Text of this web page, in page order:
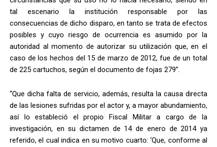
tal escenario la institución responsable por las
consecuencias de dicho disparo, en tanto se trata de efectos
posibles y cuyo riesgo de ocurrencia es asumido por la
autoridad al momento de autorizar su utilización que, en el
caso de los hechos del 15 de marzo de 2012, fue de un total
de 225 cartuchos, según el documento de fojas 279”.
“Que dicha falta de servicio, además, resulta la causa directa
de las lesiones sufridas por el actor y, a mayor abundamiento,
así lo estableció el propio Fiscal Militar a cargo de la
investigación, en su dictamen de 14 de enero de 2014 ya
referido, el cual indica en su motivo cuarto: ‘Que, conforme al